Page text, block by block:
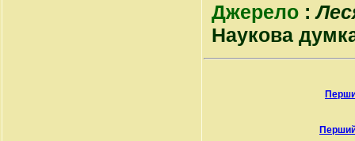
Джерело :
Наукова